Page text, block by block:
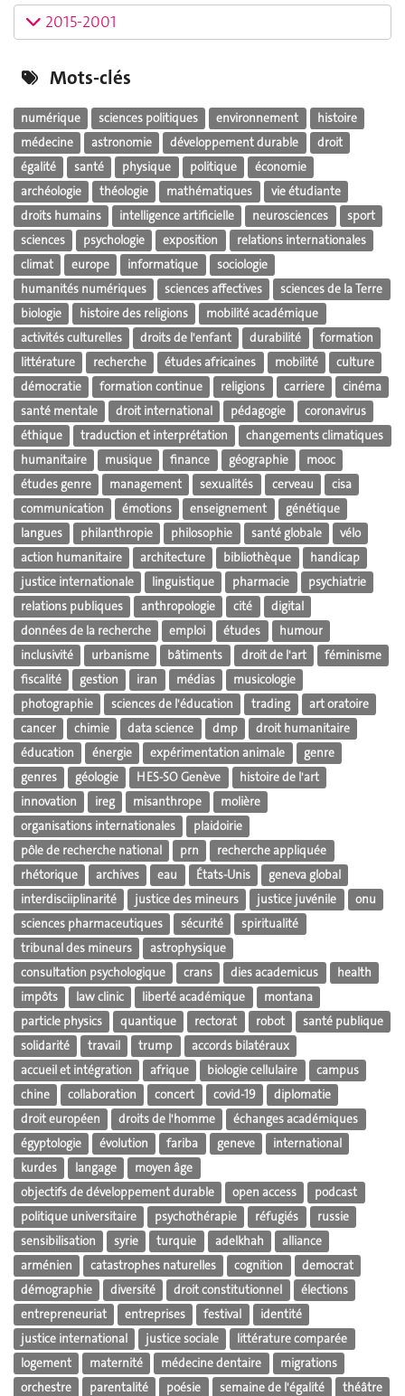
2015-2001
Mots-clés
numérique sciences politiques environnement
histoire
médecine
astronomie développement durable
droit
égalité
santé physique politique
économie
archéologie
théologie mathématiques
vie étudiante
droits humains
intelligence artificielle neurosciences
sport
sciences
psychologie exposition
relations internationales
climat
europe informatique
sociologie
humanités numériques
sciences affectives
sciences de la Terre
biologie
histoire des religions
mobilité académique
activités culturelles
droits de l'enfant durabilité
formation
littérature
recherche études africaines mobilité
culture
démocratie
formation continue religions carriere
cinéma
santé mentale
droit international pédagogie
coronavirus
éthique
traduction et interprétation
changements climatiques
humanitaire
musique finance géographie
mooc
études genre
management sexualités cerveau
cisa
communication
émotions enseignement
génétique
langues
philanthropie philosophie santé globale
vélo
action humanitaire
architecture bibliothèque
handicap
justice internationale
linguistique pharmacie
psychiatrie
relations publiques
anthropologie cité
digital
données de la recherche
emploi études
humour
inclusivité
urbanisme bâtiments droit de l'art
féminisme
fiscalité
gestion iran médias
musicologie
photographie
sciences de l'éducation trading
art oratoire
cancer
chimie data science dmp
droit humanitaire
éducation
énergie expérimentation animale
genre
genres
géologie HES-SO Genève
histoire de l'art
innovation
ireg misanthrope
molière
organisations internationales
plaidoirie
pôle de recherche national
prn
recherche appliquée
rhétorique
archives eau États-Unis
geneva global
interdisciiplinarité
justice des mineurs justice juvénile
onu
sciences pharmaceutiques
sécurité
spiritualité
tribunal des mineurs
astrophysique
consultation psychologique
crans dies academicus
health
impôts
law clinic liberté académique
montana
particle physics
quantique rectorat robot
santé publique
solidarité
travail trump
accords bilatéraux
accueil et intégration
afrique biologie cellulaire
campus
chine
collaboration concert covid-19
diplomatie
droit européen
droits de l'homme
échanges académiques
égyptologie
évolution fariba geneve
international
kurdes
langage
moyen âge
objectifs de développement durable
open access
podcast
politique universitaire
psychothérapie réfugiés
russie
sensibilisation
syrie turquie adelkhah
alliance
arménien
catastrophes naturelles cognition
democrat
démographie
diversité droit constitutionnel
élections
entrepreneuriat
entreprises festival
identité
justice international
justice sociale
littérature comparée
logement
maternité médecine dentaire
migrations
orchestre
parentalité poésie semaine de l'égalité
théâtre